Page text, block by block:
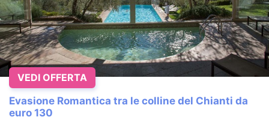
Evasione Romantica tra le colline del Chianti da
euro 130
VEDI OFFERTA